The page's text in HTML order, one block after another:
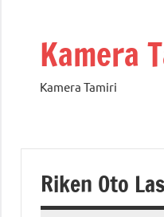
Kamera
Kamera Tamiri
Riken Oto